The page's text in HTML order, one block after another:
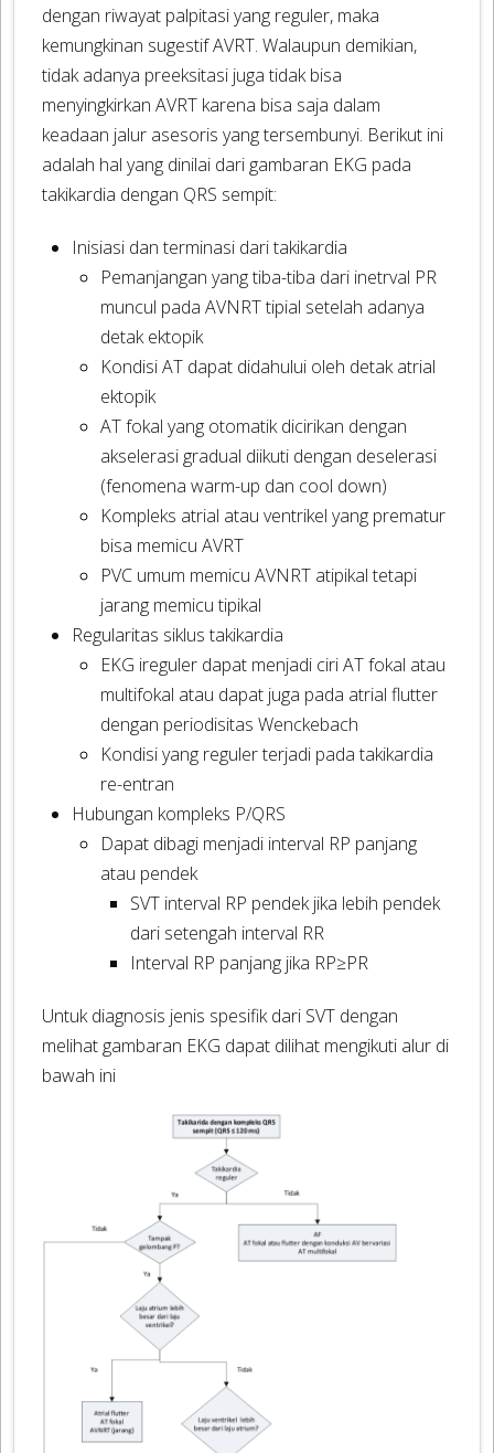
dengan riwayat palpitasi yang reguler, maka
kemungkinan sugestif AVRT. Walaupun demikian,
tidak adanya preeksitasi juga tidak bisa
menyingkirkan AVRT karena bisa saja dalam
keadaan jalur asesoris yang tersembunyi. Berikut ini
adalah hal yang dinilai dari gambaran EKG pada
takikardia dengan QRS sempit:
Inisiasi dan terminasi dari takikardia
Pemanjangan yang tiba-tiba dari inetrval PR
muncul pada AVNRT tipial setelah adanya
detak ektopik
Kondisi AT dapat didahului oleh detak atrial
ektopik
AT fokal yang otomatik dicirikan dengan
akselerasi gradual diikuti dengan deselerasi
(fenomena warm-up dan cool down)
Kompleks atrial atau ventrikel yang prematur
bisa memicu AVRT
PVC umum memicu AVNRT atipikal tetapi
jarang memicu tipikal
Regularitas siklus takikardia
EKG ireguler dapat menjadi ciri AT fokal atau
multifokal atau dapat juga pada atrial flutter
dengan periodisitas Wenckebach
Kondisi yang reguler terjadi pada takikardia
re-entran
Hubungan kompleks P/QRS
Dapat dibagi menjadi interval RP panjang
atau pendek
SVT interval RP pendek jika lebih pendek
dari setengah interval RR
Interval RP panjang jika RP≥PR
Untuk diagnosis jenis spesifik dari SVT dengan
melihat gambaran EKG dapat dilihat mengikuti alur di
bawah ini